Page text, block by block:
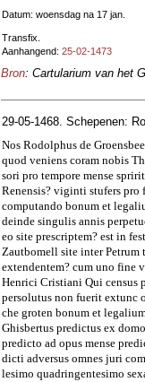
Datum: woensdag na 17 jan.
Transfix.
Aanhangend: 25-02-1473
Bron: Cartularium van het
29-05-1468. Schepenen:
Nos Rodolphus de
quod veniens coram nobis
sori pro tempore mense
Renensis? viginti stufers pro
computando bonum et
deinde singulis annis
eo site prescriptem? est in
Zautbomell site inter Petrum
extendentem? cum uno fine
Henrici Cristiani Qui census
persolutus non fuerit extunc
che groten bonum et
Ghisbertus predictus ex
predicto ad opus mense
dicti adversus omnes juri
lesimo quadringentesimo